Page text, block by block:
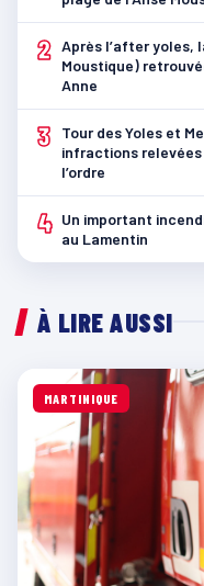
2 Après l’after yoles,
Moustique)
Anne
3
Tour des Yoles et
infractions
l’ordre
4 Un important
au Lamentin
À LIRE AUSSI
MARTINIQUE